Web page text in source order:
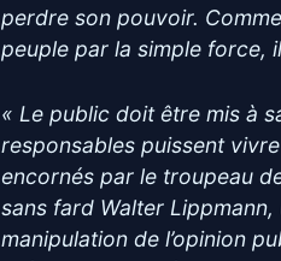
perdre son pouvoir.
peuple par la simple force,
« Le public doit être mis à
responsables puissent
encornés par le troupeau
sans fard Walter
manipulation de l’opinion